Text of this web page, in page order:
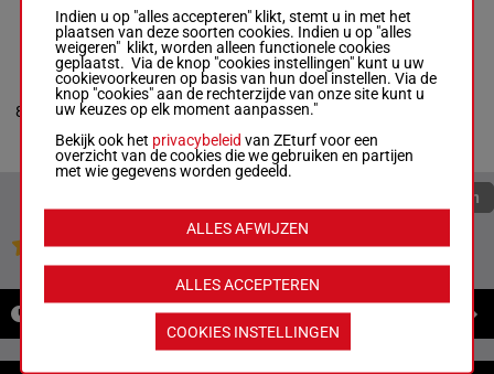
2a 0a 3a 4a 0a
8
VALYRIAN KEMP
Jordan Derue-Jordan
Derue
2a 0a 3a 0a 3a
R/5 1600m2a 0a 3a 0a
3a
Quoteringen verversen
Jouw favoriete paarden
Indien u op "alles accepteren" klikt, stemt u in met het
plaatsen van deze soorten cookies. Indien u op "alles
weigeren" klikt, worden alleen functionele cookies
geplaatst. Via de knop "cookies instellingen" kunt u uw
cookievoorkeuren op basis van hun doel instellen. Via de
knop "cookies" aan de rechterzijde van onze site kunt u
uw keuzes op elk moment aanpassen."
Bekijk ook het privacybeleid van ZEturf voor een
overzicht van de cookies die we gebruiken en partijen
met wie gegevens worden gedeeld.
ALLES ACCEPTEREN
ALLES AFWIJZEN
COOKIES INSTELLINGEN